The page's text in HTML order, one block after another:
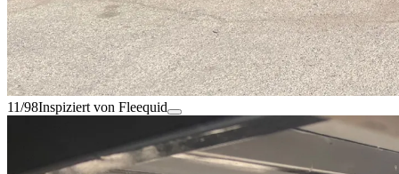
11/98Inspiziert von Fleequid